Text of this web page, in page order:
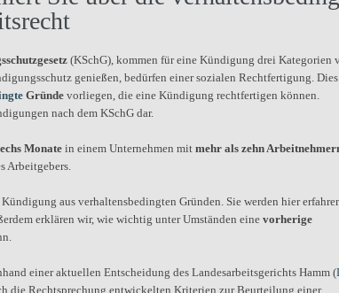
(KSchG), kommen für eine Kündigung drei Kategorien
genießen, bedürfen einer sozialen Rechtfertigung.
Gründe vorliegen, die eine Kündigung rechtfertigen können.
nach dem KSchG dar.
Monate in einem Unternehmen mit mehr als zehn
Arbeitgebers.
aus verhaltensbedingten Gründen. Sie werden hier
erklären wir, wie wichtig unter Umständen eine vorherige
einer aktuellen Entscheidung des Landesarbeitsgerichts Hamm (
die Rechtsprechung entwickelten Kriterien zur Beurteilung einer